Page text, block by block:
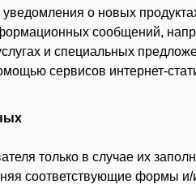
о новых
сообщений,
и специальных
сервисов интернет-
только в случае их
соответствующие формы